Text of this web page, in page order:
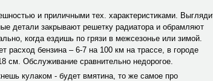
и приличными тех. характеристиками.
детали закрывают решетку радиатора и обрамляют
когда ездишь по грязи в межсезонье или зимой.
расход бензина – 6-7 на 100 км на трассе, в городе
см. Обслуживание сравнительно недорогое.
кулаком - будет вмятина, то же самое про